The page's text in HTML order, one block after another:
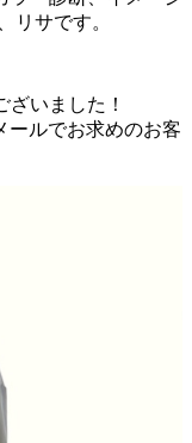
リサです。
いました！
ールでお求めのお客